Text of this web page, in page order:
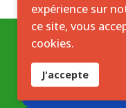
expérience sur
ce site, vous
cookies.
J'accepte